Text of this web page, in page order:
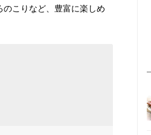
こりなど、豊富に楽しめ